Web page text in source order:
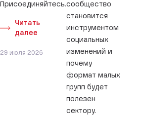
Присоединяйтесь.
Читать
далее
29 июля 2026
сообщество
становится
инструментом
социальных
изменений и
почему
формат малых
групп будет
полезен
сектору.